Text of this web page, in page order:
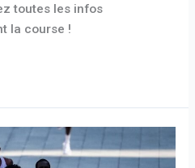
toutes les infos
la course !